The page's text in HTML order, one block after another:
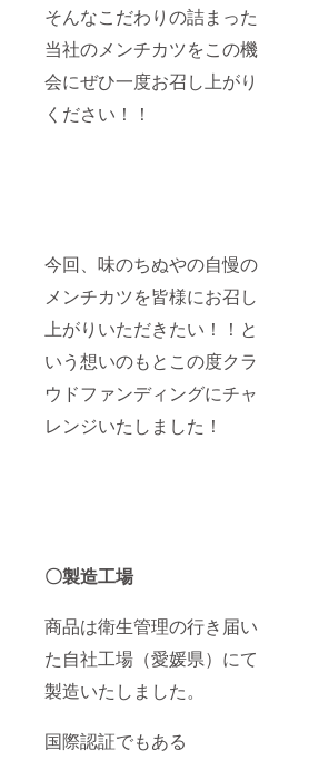
そんなこだわりの詰まった
当社のメンチカツをこの機
会にぜひ一度お召し上がり
ください！！
今回、味のちぬやの自慢の
メンチカツを皆様にお召し
上がりいただきたい！！と
いう想いのもとこの度クラ
ウドファンディングにチャ
レンジいたしました！
〇製造工場
商品は衛生管理の行き届い
た自社工場（愛媛県）にて
製造いたしました。
国際認証でもある